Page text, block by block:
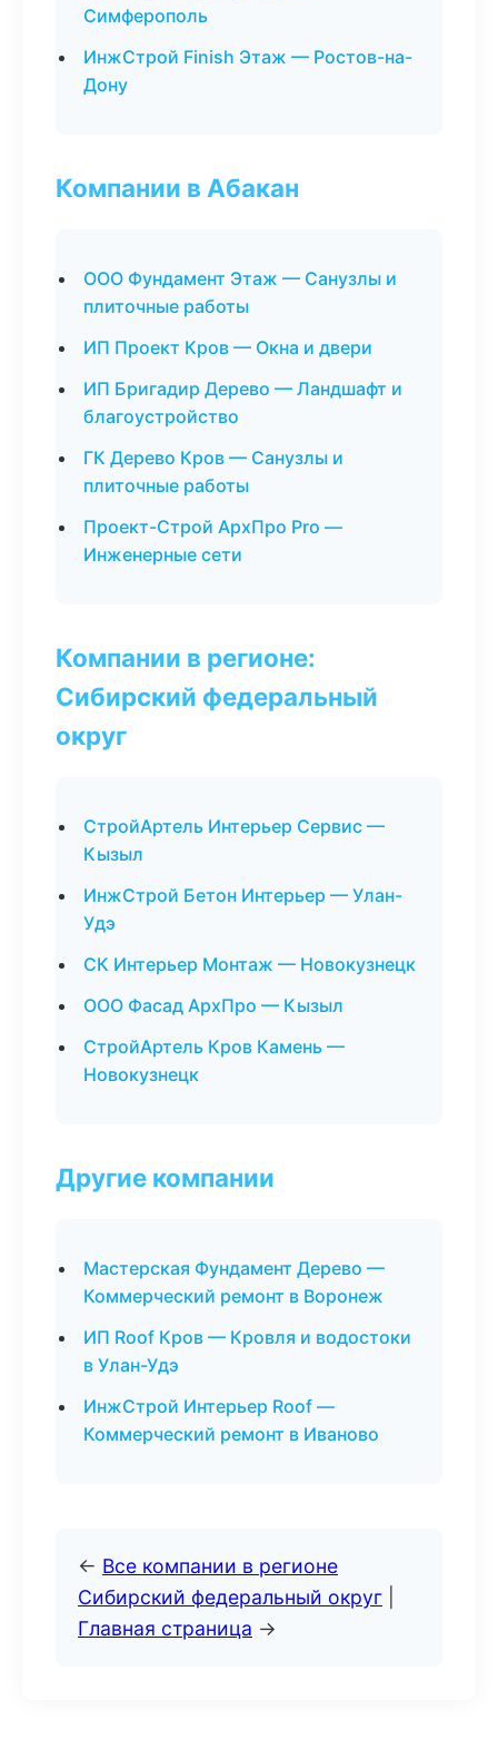
Симферополь
ИнжСтрой Finish Этаж — Ростов-на-
Дону
Компании в Абакан
ООО Фундамент Этаж — Санузлы и
плиточные работы
ИП Проект Кров — Окна и двери
ИП Бригадир Дерево — Ландшафт и
благоустройство
ГК Дерево Кров — Санузлы и
плиточные работы
Проект-Строй АрхПро Pro —
Инженерные сети
Компании в регионе:
Сибирский федеральный
округ
СтройАртель Интерьер Сервис —
Кызыл
ИнжСтрой Бетон Интерьер — Улан-
Удэ
СК Интерьер Монтаж — Новокузнецк
ООО Фасад АрхПро — Кызыл
СтройАртель Кров Камень —
Новокузнецк
Другие компании
Мастерская Фундамент Дерево —
Коммерческий ремонт в Воронеж
ИП Roof Кров — Кровля и водостоки
в Улан-Удэ
ИнжСтрой Интерьер Roof —
Коммерческий ремонт в Иваново
← Все компании в регионе
Сибирский федеральный округ
Главная страница →